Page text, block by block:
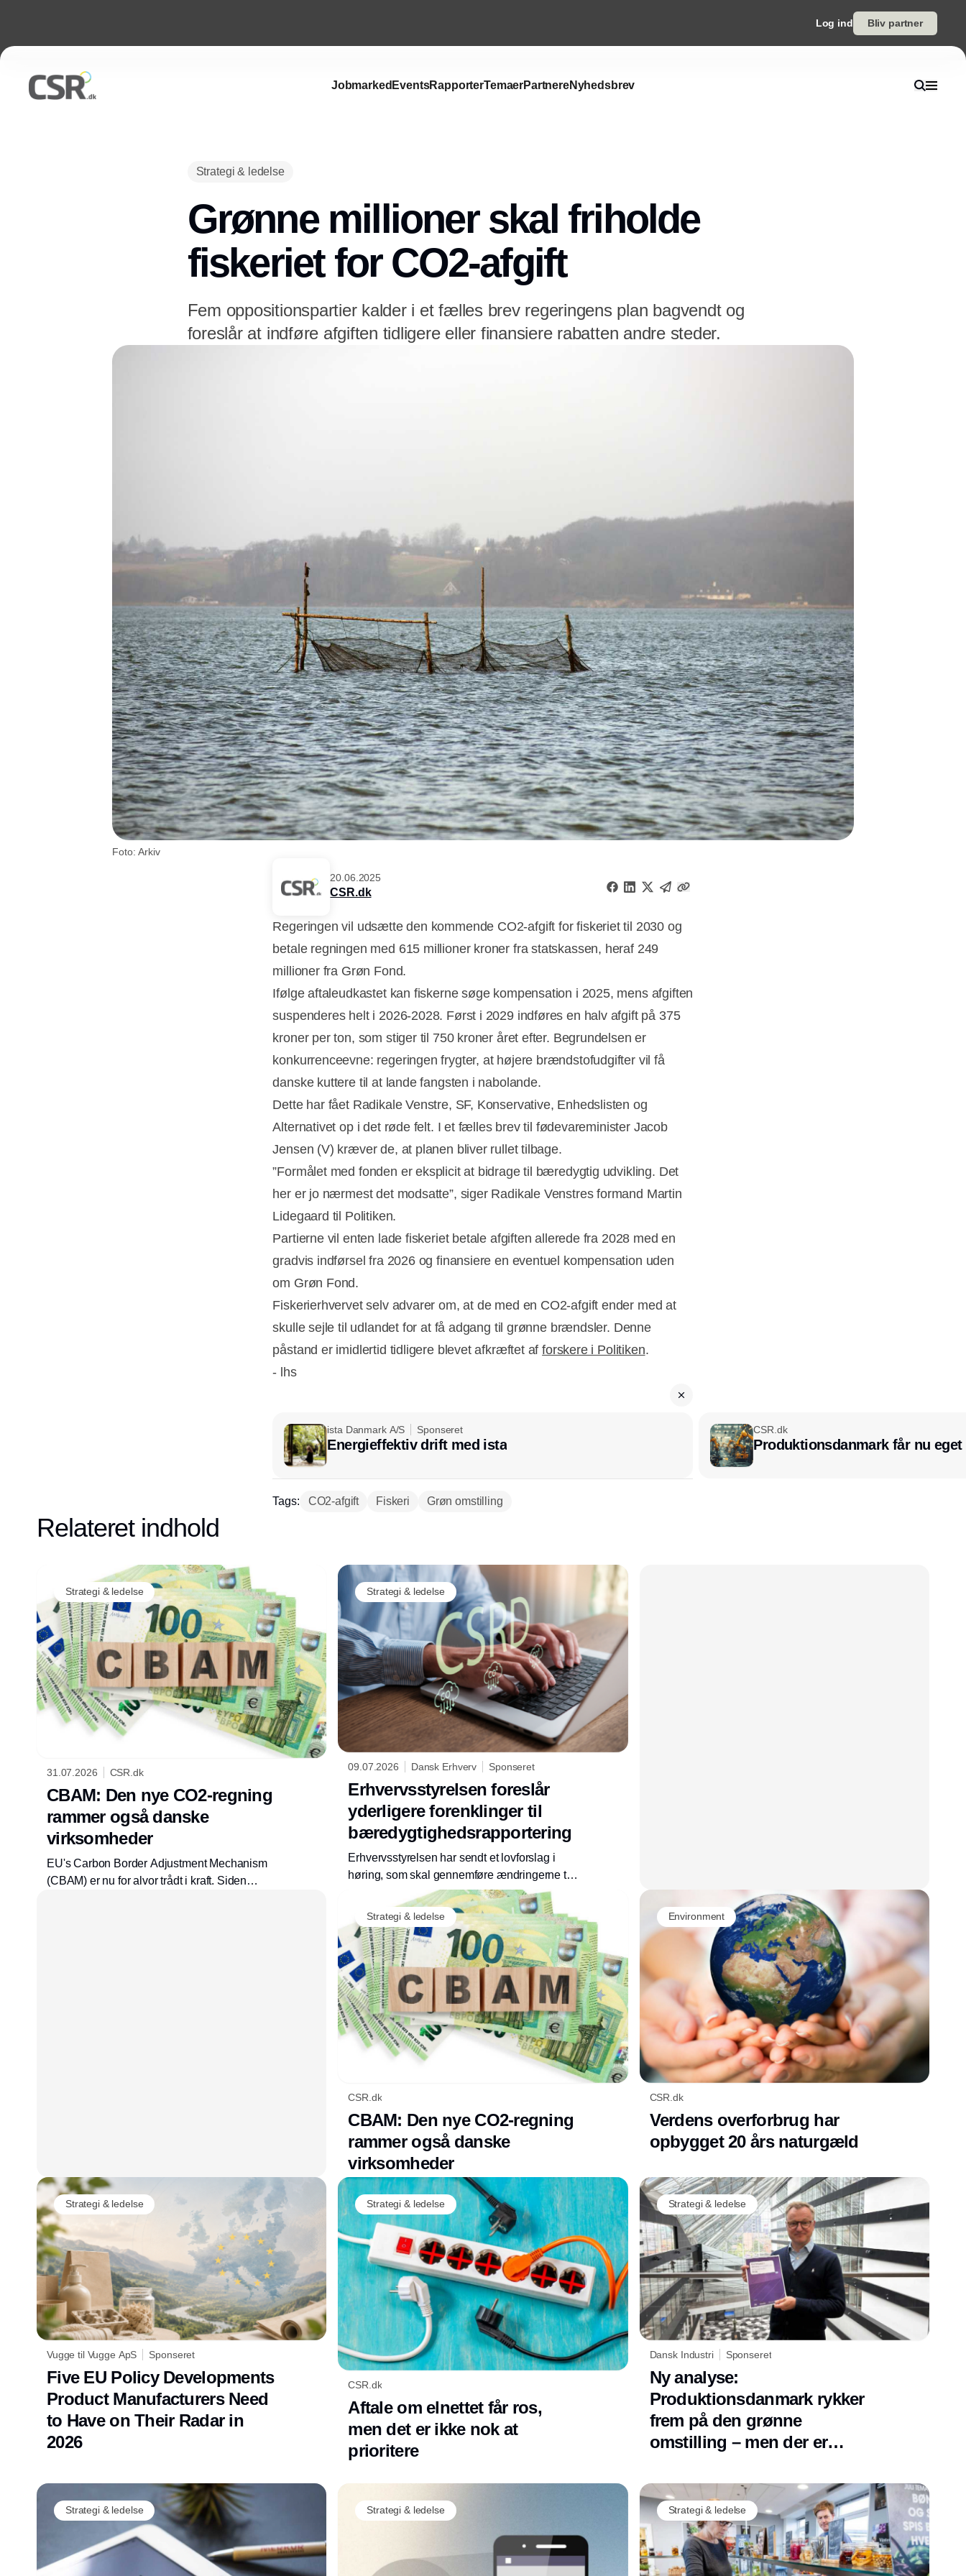
Log ind Bliv partner
Jobmarked EventsRapporterTemaerPartnereNyhedsbrev
Strategi & ledelse
Grønne millioner skal friholde
fiskeriet for CO2-afgift
Fem oppositionspartier kalder i et fælles brev regeringens plan bagvendt og
foreslår at indføre afgiften tidligere eller finansiere rabatten andre steder.
Foto: Arkiv
20.06.2025
CSR.dk
Regeringen vil udsætte den kommende CO2-afgift for fiskeriet til 2030 og
betale regningen med 615 millioner kroner fra statskassen, heraf 249
millioner fra Grøn Fond.
Ifølge aftaleudkastet kan fiskerne søge kompensation i 2025, mens afgiften
suspenderes helt i 2026-2028. Først i 2029 indføres en halv afgift på 375
kroner per ton, som stiger til 750 kroner året efter. Begrundelsen er
konkurrenceevne: regeringen frygter, at højere brændstofudgifter vil få
danske kuttere til at lande fangsten i nabolande.
Dette har fået Radikale Venstre, SF, Konservative, Enhedslisten og
Alternativet op i det røde felt. I et fælles brev til fødevareminister Jacob
Jensen (V) kræver de, at planen bliver rullet tilbage.
”Formålet med fonden er eksplicit at bidrage til bæredygtig udvikling. Det
her er jo nærmest det modsatte”, siger Radikale Venstres formand Martin
Lidegaard til Politiken.
Partierne vil enten lade fiskeriet betale afgiften allerede fra 2028 med en
gradvis indførsel fra 2026 og finansiere en eventuel kompensation uden
om Grøn Fond.
Fiskerierhvervet selv advarer om, at de med en CO2-afgift ender med at
skulle sejle til udlandet for at få adgang til grønne brændsler. Denne
påstand er imidlertid tidligere blevet afkræftet afforskere i Politiken.
- lhs
ista Danmark A/S Sponseret
Energieffektiv drift med ista
CSR.dk
Produktionsdanmark får nu eget
Tags: CO2-afgift Fiskeri Grøn omstilling
Relateret indhold
Strategi & ledelse
31.07.2026 CSR.dk
CBAM: Den nye CO2-regning
rammer også danske
virksomheder
EU's Carbon Border Adjustment Mechanism
(CBAM) er nu for alvor trådt i kraft. Siden
Strategi & ledelse
09.07.2026 Dansk Erhverv Sponseret
Erhvervsstyrelsen foreslår
yderligere forenklinger til
bæredygtighedsrapportering
Erhvervsstyrelsen har sendt et lovforslag i
høring, som skal gennemføre ændringerne til
CSRD i dansk ret. Få overblik over de
vigtigste ændringer og den videre proces.
Strategi & ledelse
CSR.dk
CBAM: Den nye CO2-regning
rammer også danske
virksomheder
Environment
CSR.dk
Verdens overforbrug har
opbygget 20 års naturgæld
Strategi & ledelse
Vugge til Vugge ApS Sponseret
Five EU Policy Developments
Product Manufacturers Need
to Have on Their Radar in
2026
Strategi & ledelse
CSR.dk
Aftale om elnettet får ros,
men det er ikke nok at
prioritere
Strategi & ledelse
Dansk Industri Sponseret
Ny analyse:
Produktionsdanmark rykker
frem på den grønne
omstilling – men der er
Strategi & ledelse Strategi & ledelse Strategi & ledelse